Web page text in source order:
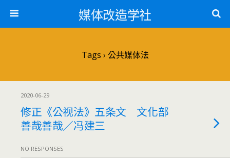
媒体改造学社
Tags › 公共媒体法
2020-06-29
修正《公视法》五条文 文化部
善哉善哉／冯建三
NO RESPONSES